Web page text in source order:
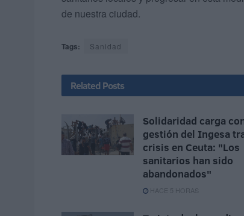
de nuestra ciudad.
Tags: Sanidad
Related Posts
Solidaridad carga
gestión del Ingesa
crisis en Ceuta: "Los
sanitarios han sido
abandonados"
HACE 5 HORAS